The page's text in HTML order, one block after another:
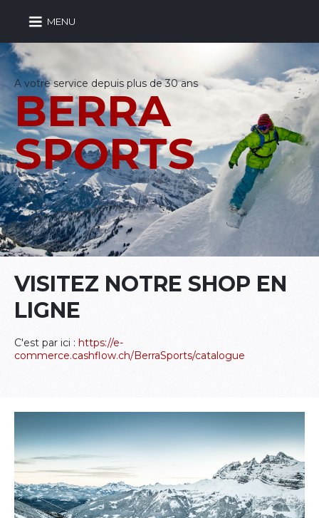
MENU
A votre service depuis plus de 30 ans
BERRA
SPORTS
VISITEZ NOTRE SHOP EN
LIGNE
C'est par ici : https://e-
commerce.cashflow.ch/BerraSports/catalogue